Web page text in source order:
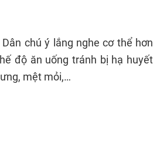
chú ý lắng nghe cơ thể hơn
độ ăn uống tránh bị hạ huyết
mệt mỏi,…